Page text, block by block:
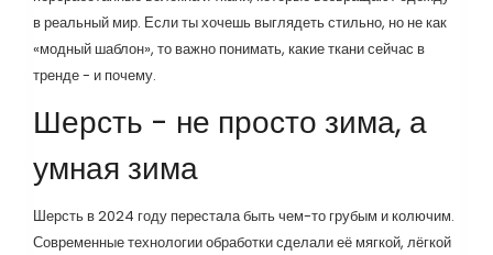
в реальный мир. Если ты хочешь выглядеть стильно, но не как
«модный шаблон», то важно понимать, какие ткани сейчас в
тренде - и почему.
Шерсть - не просто зима, а
умная зима
Шерсть в 2024 году перестала быть чем-то грубым и колючим.
Современные технологии обработки сделали её мягкой, лёгкой